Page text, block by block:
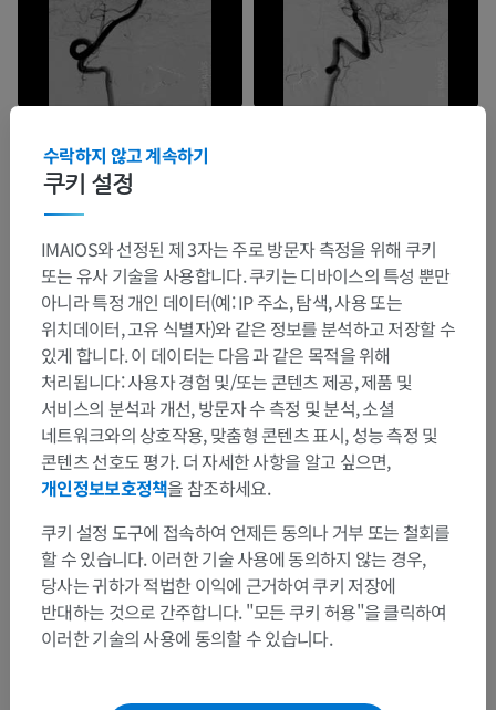
쿠키 설정
수락하지 않고 계속하기
IMAIOS와 선정된 제 3자는 주로 방문자 측정을 위해 쿠키
또는 유사 기술을 사용합니다. 쿠키는 디바이스의 특성 뿐만
아니라 특정 개인 데이터(예: IP 주소, 탐색, 사용 또는
위치데이터, 고유 식별자)와 같은 정보를 분석하고 저장할 수
있게 합니다. 이 데이터는 다음 과 같은 목적을 위해
처리됩니다: 사용자 경험 및/또는 콘텐츠 제공, 제품 및
서비스의 분석과 개선, 방문자 수 측정 및 분석, 소셜
네트워크와의 상호작용, 맞춤형 콘텐츠 표시, 성능 측정 및
콘텐츠 선호도 평가. 더 자세한 사항을 알고 싶으면,
개인정보보호정책을 참조하세요.
쿠키 설정 도구에 접속하여 언제든 동의나 거부 또는 철회를
할 수 있습니다. 이러한 기술 사용에 동의하지 않는 경우,
당사는 귀하가 적법한 이익에 근거하여 쿠키 저장에
반대하는 것으로 간주합니다. "모든 쿠키 허용"을 클릭하여
이러한 기술의 사용에 동의할 수 있습니다.